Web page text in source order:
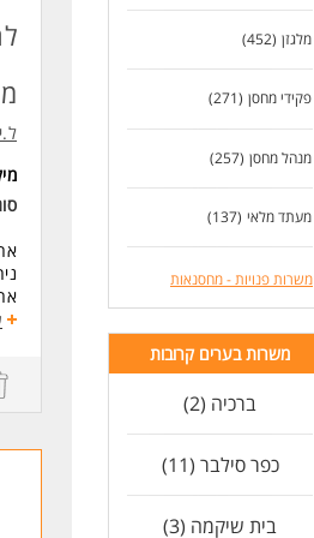
מלגזן (452)
פקידי מחסן (271)
מנהל מחסן (257)
מעתד מלאי (137)
משרות פנויות - מחסנאות
משרות בערים קרובות
ברכיה (2)
כפר סילבר (11)
בית שיקמה (3)
-
-
-